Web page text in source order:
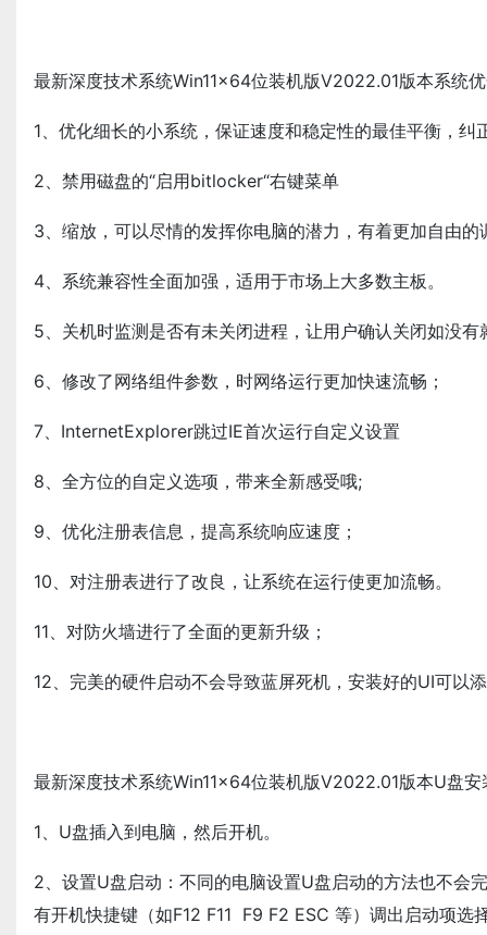
最新深度技术系统Win11x64位装机版V2022.01版本系统
1、优化细长的小系统，保证速度和稳定性的最佳平衡，
2、禁用磁盘的“启用bitlocker“右键菜单
3、缩放，可以尽情的发挥你电脑的潜力，有着更加自由的
4、系统兼容性全面加强，适用于市场上大多数主板。
5、关机时监测是否有未关闭进程，让用户确认关闭如没有
6、修改了网络组件参数，时网络运行更加快速流畅；
7、InternetExplorer跳过IE首次运行自定义设置
8、全方位的自定义选项，带来全新感受哦;
9、优化注册表信息，提高系统响应速度；
10、对注册表进行了改良，让系统在运行使更加流畅。
11、对防火墙进行了全面的更新升级；
12、完美的硬件启动不会导致蓝屏死机，安装好的UI可以
最新深度技术系统Win11x64位装机版V2022.01版本U盘安
1、U盘插入到电脑，然后开机。
2、设置U盘启动：不同的电脑设置U盘启动的方法也不会
有开机快捷键（如F12 F11 F9 F2 ESC 等）调出启动项选